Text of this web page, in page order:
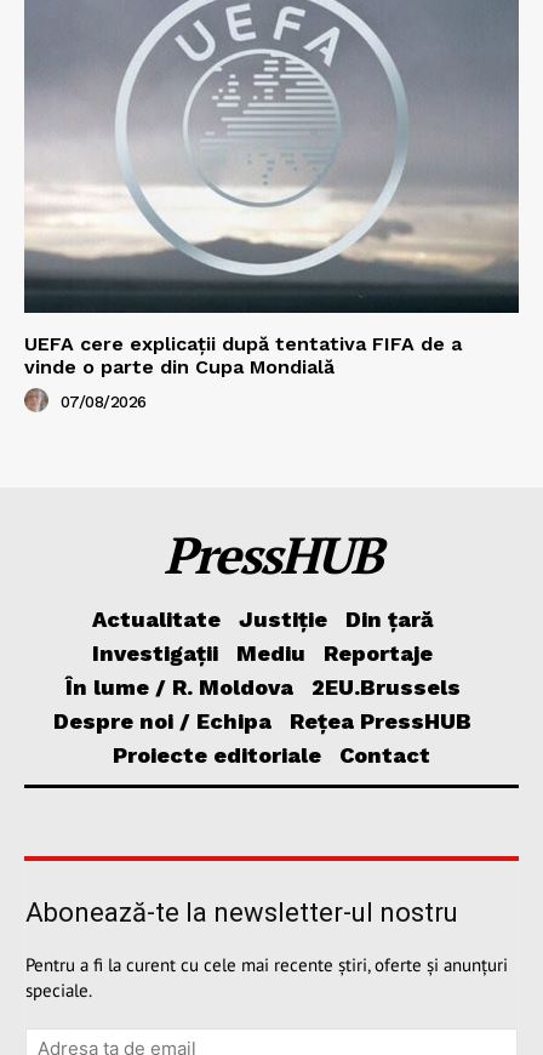
UEFA cere explicații după tentativa FIFA de a
vinde o parte din Cupa Mondială
07/08/2026
PressHUB
Actualitate Justiție
Din țară
Investigații
Mediu
Reportaje
În lume / R. Moldova
2EU.Brussels
Despre noi / Echipa
Rețea PressHUB
Proiecte editoriale
Contact
Abonează-te la newsletter-ul nostru
Pentru a fi la curent cu cele mai recente știri, oferte și anunțuri
speciale.